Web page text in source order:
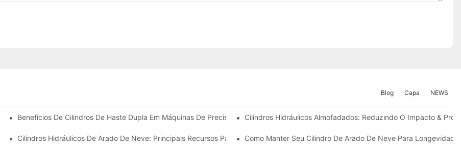
NEWS
Capa
Blog
Benefícios De Cilindros De Haste Dupla Em Máquinas De Precisão Cilindros Hidráulicos Almofadados: Reduzindo O Impacto &
Cilindro Hidráulico
Cilindros Hidráulicos De Arado De Neve: Principais Recursos Para Condições Duras De InvernoComo Manter Seu Cilindro De Arado De Neve Para Longevidade